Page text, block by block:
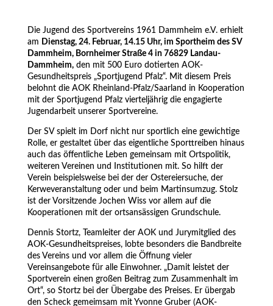
Die Jugend des Sportvereins 1961 Dammheim e.V. erhielt
am Dienstag, 24. Februar, 14.15 Uhr, im Sportheim des SV
Dammheim, Bornheimer Straße 4 in 76829 Landau-
Dammheim,den mit 500 Euro dotierten AOK-
Gesundheitspreis „Sportjugend Pfalz“. Mit diesem Preis
belohnt die AOK Rheinland-Pfalz/Saarland in Kooperation
mit der Sportjugend Pfalz vierteljährig die engagierte
Jugendarbeit unserer Sportvereine.
Der SV spielt im Dorf nicht nur sportlich eine gewichtige
Rolle, er gestaltet über das eigentliche Sporttreiben hinaus
auch das öffentliche Leben gemeinsam mit Ortspolitik,
weiteren Vereinen und Institutionen mit. So hilft der
Verein beispielsweise bei der der Ostereiersuche, der
Kerweveranstaltung oder und beim Martinsumzug. Stolz
ist der Vorsitzende Jochen Wiss vor allem auf die
Kooperationen mit der ortsansässigen Grundschule.
Dennis Stortz, Teamleiter der AOK und Jurymitglied des
AOK-Gesundheitspreises, lobte besonders die Bandbreite
des Vereins und vor allem die Öffnung vieler
Vereinsangebote für alle Einwohner. „Damit leistet der
Sportverein einen großen Beitrag zum Zusammenhalt im
Ort“, so Stortz bei der Übergabe des Preises. Er übergab
den Scheck gemeimsam mit Yvonne Gruber (AOK-